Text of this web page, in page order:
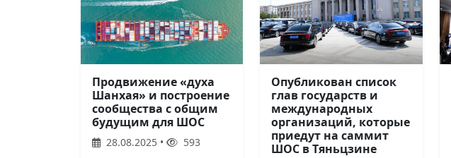
Продвижение «духа
Шанхая» и построение
сообщества с общим
будущим для ШОС
28.08.2025 • 593
Опубликован список
глав государств и
международных
организаций, которые
приедут на саммит
ШОС в Тяньцзине